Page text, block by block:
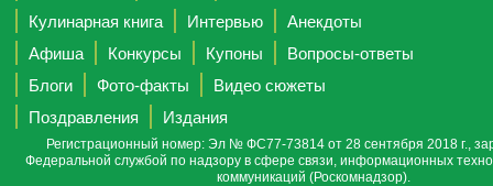
Кулинарная книга
Интервью
Анекдоты
Афиша
Конкурсы Купоны
Вопросы-ответы
Блоги
Фото-факты
Видео сюжеты
Поздравления
Издания
Регистрационный номер: Эл № ФС77-73814 от 28 сентября 2018 г.,
Федеральной службой по надзору в сфере связи, информационных
коммуникаций (Роскомнадзор).